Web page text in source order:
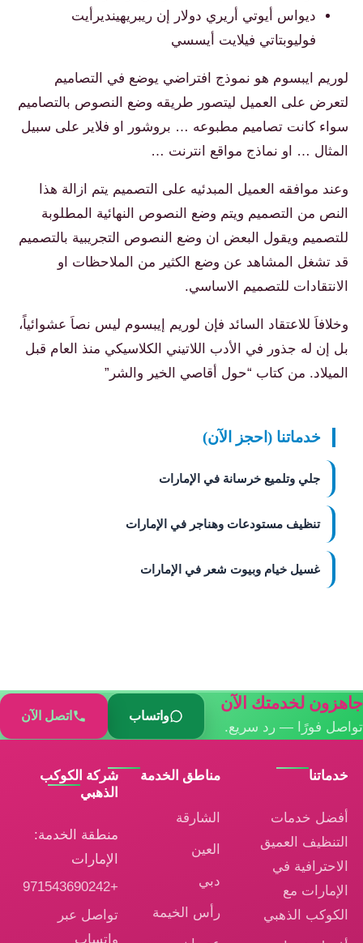
ديواس أيوتي أريري دولار إن ريبريهينديرأيت
فوليوبتاتي فيلايت أيسسي
لوريم ايبسوم هو نموذج افتراضي يوضع في التصاميم
لتعرض على العميل ليتصور طريقه وضع النصوص بالتصاميم
سواء كانت تصاميم مطبوعه … بروشور او فلاير على سبيل
المثال … او نماذج مواقع انترنت …
وعند موافقه العميل المبدئيه على التصميم يتم ازالة هذا
النص من التصميم ويتم وضع النصوص النهائية المطلوبة
للتصميم ويقول البعض ان وضع النصوص التجريبية بالتصميم
قد تشغل المشاهد عن وضع الكثير من الملاحظات او
الانتقادات للتصميم الاساسي.
وخلافاَ للاعتقاد السائد فإن لوريم إيبسوم ليس نصاَ عشوائياً،
بل إن له جذور في الأدب اللاتيني الكلاسيكي منذ العام قبل
الميلاد. من كتاب “حول أقاصي الخير والشر”
خدماتنا (احجز الآن)
جلي وتلميع خرسانة في الإمارات
تنظيف مستودعات وهناجر في الإمارات
غسيل خيام وبيوت شعر في الإمارات
جاهزون لخدمتك الآن
تواصل فورًا — رد سريع.
واتساب اتصل الآن
خدماتنا
أفضل خدمات
التنظيف العميق
الاحترافية في
الإمارات مع
الكوكب الذهبي
مناطق الخدمة
الشارقة
العين
دبي
رأس الخيمة
شركة الكوكب
الذهبي
منطقة الخدمة:
الإمارات
+971543690242
تواصل عبر
واتساب